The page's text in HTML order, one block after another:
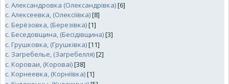
с. Александровка (Олександрівка)[6]
с. Алексеевка, (Олексіївка)[8]
с. Берёзовка, (Березівка)[1]
с. Беседовщина, (Бесідівщина)[3]
с. Грушковка, (Грушківка)[11]
с. Загребелье, (Загребелля)[2]
с. Короваи, (Короваї)[38]
с. Корнеевка, (Корніївка)[1]